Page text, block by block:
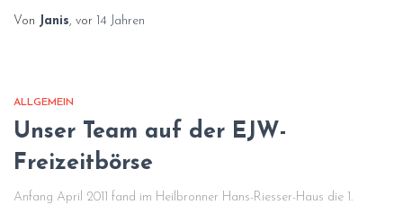
Von Janis, vor 14 Jahren
ALLGEMEIN
Unser Team auf der EJW-
Freizeitbörse
Anfang April 2011 fand im Heilbronner Hans-Riesser-Haus die 1.